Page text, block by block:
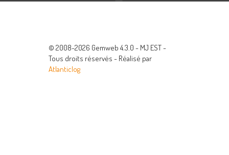
© 2008-2026 Gemweb 4.3.0 - MJ EST -
Tous droits réservés - Réalisé par
Atlanticlog